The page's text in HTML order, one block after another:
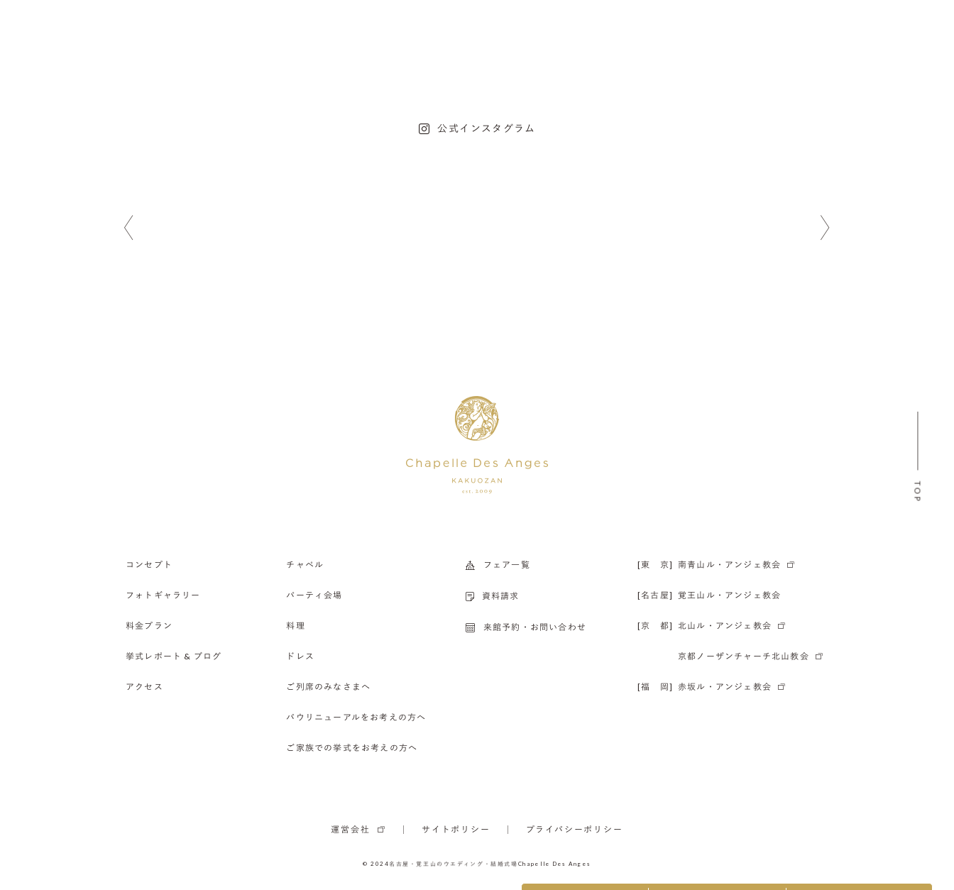
公式インスタグラム
TOP
コンセプト
フォトギャラリー
料金プラン
挙式レポート & ブログ
アクセス
チャペル
パーティ会場
料理
ドレス
ご列席のみなさまへ
バウリニューアルをお考えの方へ
ご家族での挙式をお考えの方へ
フェア一覧
資料請求
来館予約・お問い合わせ
[東 京] 南青山ル・アンジェ教会
[名古屋] 覚王山ル・アンジェ教会
[京 都] 北山ル・アンジェ教会
京都ノーザンチャーチ北山教会
[福 岡] 赤坂ル・アンジェ教会
運営会社 サイトポリシー プライバシーポリシー
© 2024名古屋・覚王山のウエディング・結婚式場 Chapelle Des Anges